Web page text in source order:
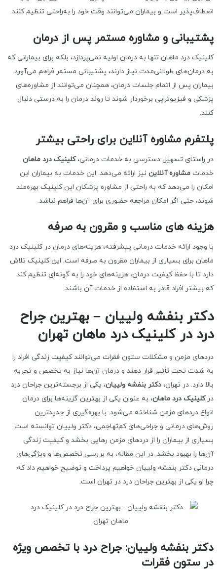
انعطاف‌پذیر است و بیماران می‌توانند وقت خود را به‌راحتی تنظیم کنند.
پشتیبانی و مشاوره مستمر پس از درمان
کلینیک درد ماهان تنها به درمان اولیه نمی‌پردازد، بلکه برای بیمارانی که
به درمان‌های طولانی‌مدت نیاز دارند، پشتیبانی مستمر فراهم می‌آورد.
بیماران پس از اتمام جلسات درمان، همچنان می‌توانند از مشاوره‌های
پزشکی و فیزیوتراپی برخوردار شوند تا روند درمان را به درستی دنبال
کنند.
پلتفرم مشاوره آنلاین برای راحتی بیشتر
در راستای تسهیل دسترسی به خدمات درمانی،کلینیک درد ماهان
خدمات مشاوره آنلاین نیز ارائه می‌دهد. این خدمات به بیماران این
امکان را می‌دهد که به راحتی از مشاوره پزشکان این کلینیک بهره‌مند
شوند، حتی اگر امکان مراجعه حضوری برای آن‌ها فراهم نباشد.
هزینه های مناسب و مقرون به صرفه
با وجود ارائه خدمات درمانی پیشرفته، هزینه‌های درمان در کلینیک درد
ماهان برای بسیاری از بیماران مقرون به صرفه است. این کلینیک تلاش
دارد تا با حفظ کیفیت درمان، هزینه‌های خود را به گونه‌ای تنظیم کند
که بیشتر افراد قادر به استفاده از خدمات آن باشند.
دکتر بنفشه ولییان – بهترین جراح
درد در کلینیک درد ماهان تهران
دردهای مزمن و مشکلات ستون فقرات می‌توانند کیفیت زندگی افراد را
به شدت تحت تأثیر قرار دهند و درمان آن‌ها نیاز به تخصص و تجربه
بالا دارد. در تهران، دکتر بنفشه ولییان، یکی از برجسته‌ترین جراحان درد
درکلینیک درد ماهان، به عنوان یکی از بهترین گزینه‌ها برای درمان
انواع دردهای مزمن شناخته می‌شود. با بهره‌گیری از جدیدترین
روش‌های درمانی و جراحی‌های کم‌تهاجمی، دکتر ولییان توانسته است
بسیاری از بیماران را از دردهای مزمن رهایی بخشد و کیفیت زندگی
آن‌ها را بهبود بخشد. در این مقاله، به بررسی تخصص‌ها و ویژگی‌های
درمانی دکتر بنفشه ولییان خواهیم پرداخت و توضیح خواهیم داد که
چرا او یکی از بهترین جراحان درد در تهران است.
دکتر بنفشه ولییان: جراح درد با تخصص ویژه
در ستون فقرات